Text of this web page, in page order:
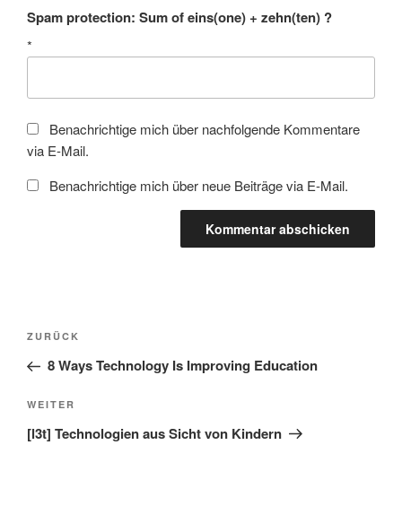
Spam protection: Sum of eins(one) + zehn(ten) ?
*
Benachrichtige mich über nachfolgende Kommentare
via E-Mail.
Benachrichtige mich über neue Beiträge via E-Mail.
Beitragsnavigation
Vorheriger
Beitrag
ZURÜCK
8 Ways Technology Is Improving Education
Nächster
Beitrag
WEITER
[l3t] Technologien aus Sicht von Kindern